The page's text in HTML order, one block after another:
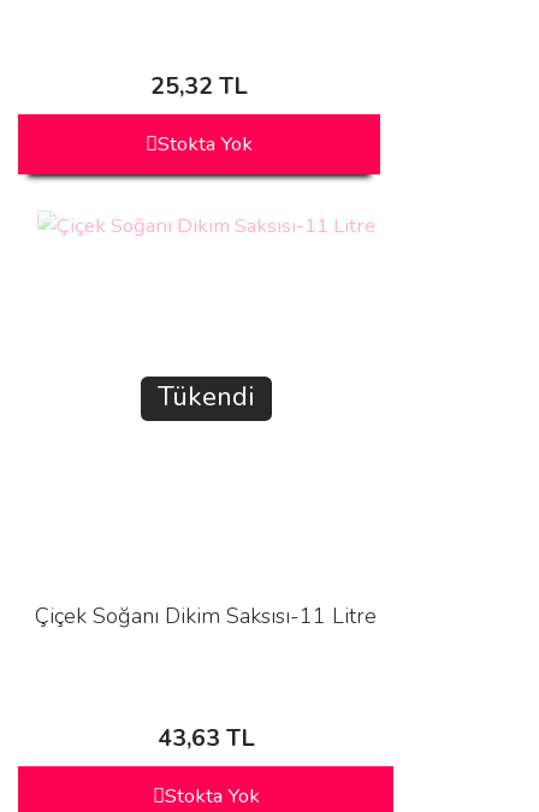
25,32 TL
Stokta Yok
Tükendi
Çiçek Soğanı Dikim Saksısı-11 Litre
43,63 TL
Stokta Yok